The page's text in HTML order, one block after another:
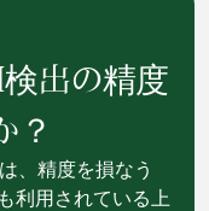
出の精度
？
、精度を損なう
利用されている上